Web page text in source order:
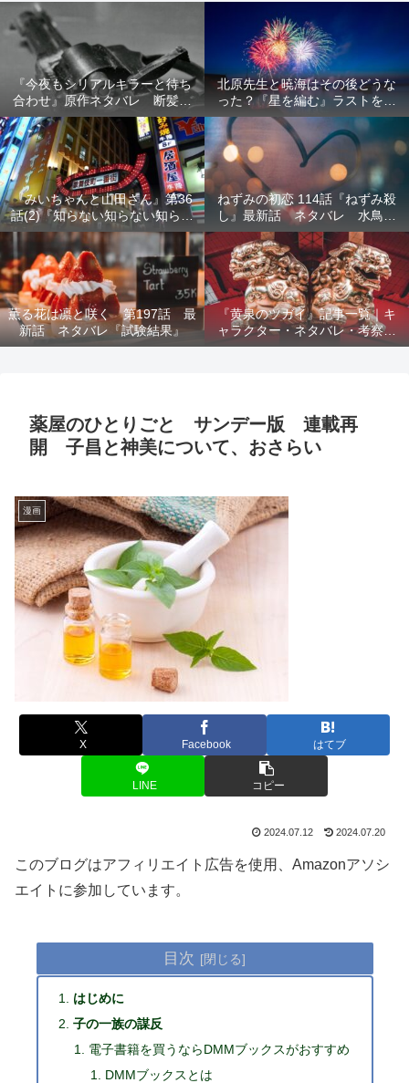
『今夜もシリアルキラーと待ち
合わせ』原作ネタバレ 断髪オ
ブジェ殺人事件 犯人の正体や
結末を解説
北原先生と暁海はその後どうな
った？『星を編む』ラストをネ
タバレ解説
『みいちゃんと山田さん』第36
話(2)『知らない知らない知らな
い』最新話 ネタバレ 犯人確
定 次回最終回
ねずみの初恋 114話『ねずみ殺
し』最新話 ネタバレ 水鳥死
亡 鯆を殺すか
薫る花は凛と咲く 第197話 最
新話 ネタバレ『試験結果』
『黄泉のツガイ』記事一覧｜キ
ャラクター・ネタバレ・考察・
死亡キャラまとめ【完全ガイ
薬屋のひとりごと サンデー版 連載再
開 子昌と神美について、おさらい
漫画
X Facebook はてブ
LINE コピー
2024.07.12 2024.07.20
このブログはアフィリエイト広告を使用、Amazonアソシ
エイトに参加しています。
目次
はじめに
子の一族の謀反
電子書籍を買うならDMMブックスがおすすめ
DMMブックスとは